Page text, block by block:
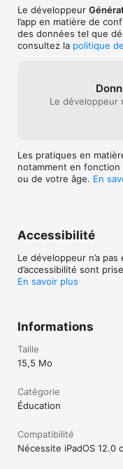
Le développeur
l’app en matière de
des données tel que
consultez la politique
Le développeur
Les pratiques en
notamment en
ou de votre âge. En
Accessibilité
Le développeur n’a
d’accessibilité sont
En savoir plus
Informations
Taille
15,5 Mo
Catégorie
Éducation
Compatibilité
Nécessite iPadOS 12.0